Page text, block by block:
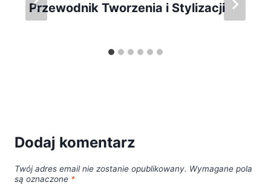
Przewodnik Tworzenia i Stylizacji
Dodaj komentarz
Twój adres email nie zostanie opublikowany. Wymagane pola
są oznaczone *